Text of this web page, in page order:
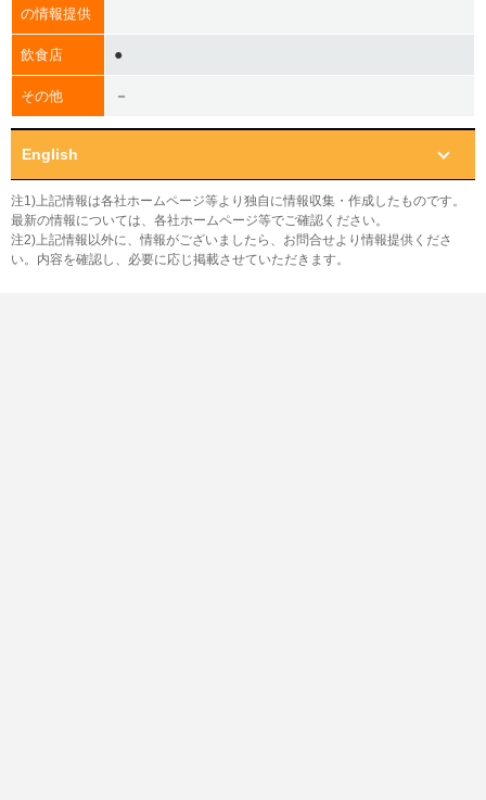
の情報提供
飲食店 ●
その他 －
English
注1)上記情報は各社ホームページ等より独自に情報収集・作成したものです。
最新の情報については、各社ホームページ等でご確認ください。
注2)上記情報以外に、情報がございましたら、お問合せより情報提供くださ
い。内容を確認し、必要に応じ掲載させていただきます。